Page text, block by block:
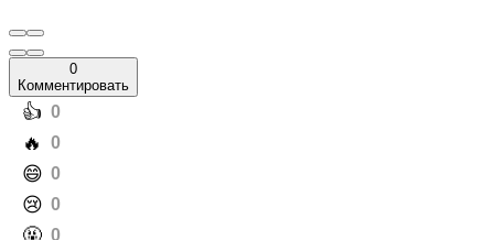
0
Комментировать
️👍 0
️🔥 0
️😄 0
️😢 0
️🤬 0